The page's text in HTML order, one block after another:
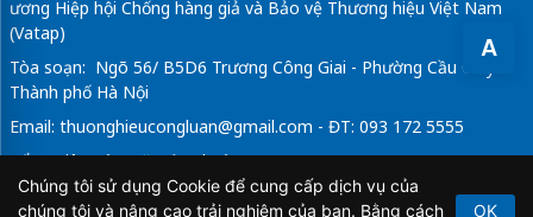
A
ương Hiệp hội Chống hàng giả và Bảo vệ Thương hiệu Việt Nam
(Vatap)
Tòa soạn: Ngõ 56/ B5D6 Trương Công Giai - Phường Cầu Giấy -
Thành phố Hà Nội
Email: thuonghieucongluan@gmail.com - ĐT: 093 172 5555
Tổng Biên Tập: Vũ Đức Thuận
Giấy phép hoạt động báo chí điện tử số 64/GP-BTTTT do Bộ
Chúng tôi sử dụng Cookie để cung cấp dịch vụ của
chúng tôi và nâng cao trải nghiệm của bạn. Bằng cách
OK